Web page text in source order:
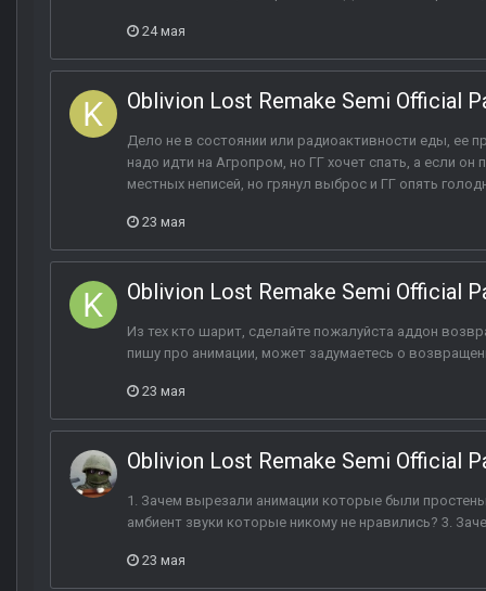
24 мая
Oblivion Lost Remake Semi Official
Дело не в состоянии или радиоактивности еды, ее
надо идти на Агропром, но ГГ хочет спать, а если
местных неписей, но грянул выброс и ГГ опять
23 мая
Oblivion Lost Remake Semi Official
Из тех кто шарит, сделайте пожалуйста аддон
пишу про анимации, может задумаетесь о
23 мая
Oblivion Lost Remake Semi Official
1. Зачем вырезали анимации которые были
амбиент звуки которые никому не нравились? 3.
23 мая